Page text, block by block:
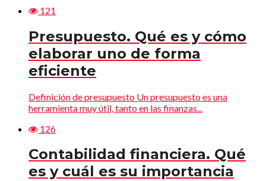
121
Presupuesto. Qué es y cómo
elaborar uno de forma
eficiente
Definición de presupuesto Un presupuesto es una
herramienta muy útil, tanto en las finanzas...
126
Contabilidad financiera. Qué
es y cuál es su importancia